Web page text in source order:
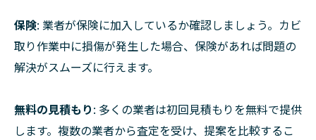
保険: 業者が保険に加入しているか確認しましょう。カビ
取り作業中に損傷が発生した場合、保険があれば問題の
解決がスムーズに行えます。
無料の見積もり: 多くの業者は初回見積もりを無料で提供
します。複数の業者から査定を受け、提案を比較するこ